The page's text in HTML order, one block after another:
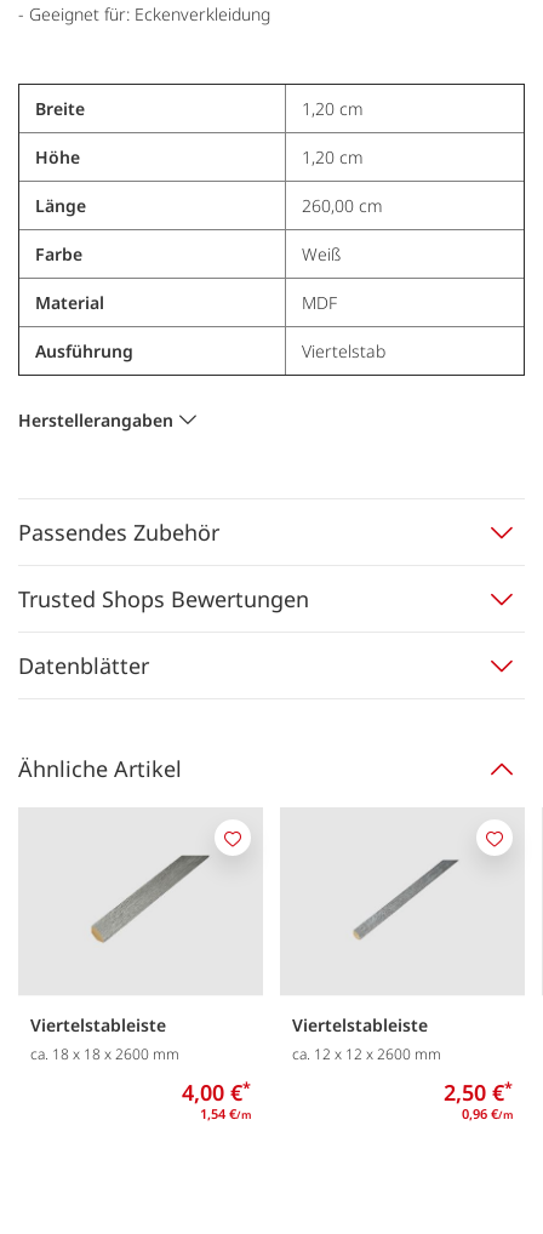
- Geeignet für: Eckenverkleidung
Breite 1,20 cm
Höhe 1,20 cm
Länge 260,00 cm
Farbe Weiß
Material MDF
Ausführung Viertelstab
Herstellerangaben
Passendes Zubehör
Trusted Shops Bewertungen
Datenblätter
Ähnliche Artikel
Viertelstableiste
ca. 18 x 18 x 2600 mm
4,00 €*
1,54 €/m
Merken
Viertelstableiste
ca. 12 x 12 x 2600 mm
2,50 €*
0,96 €/m